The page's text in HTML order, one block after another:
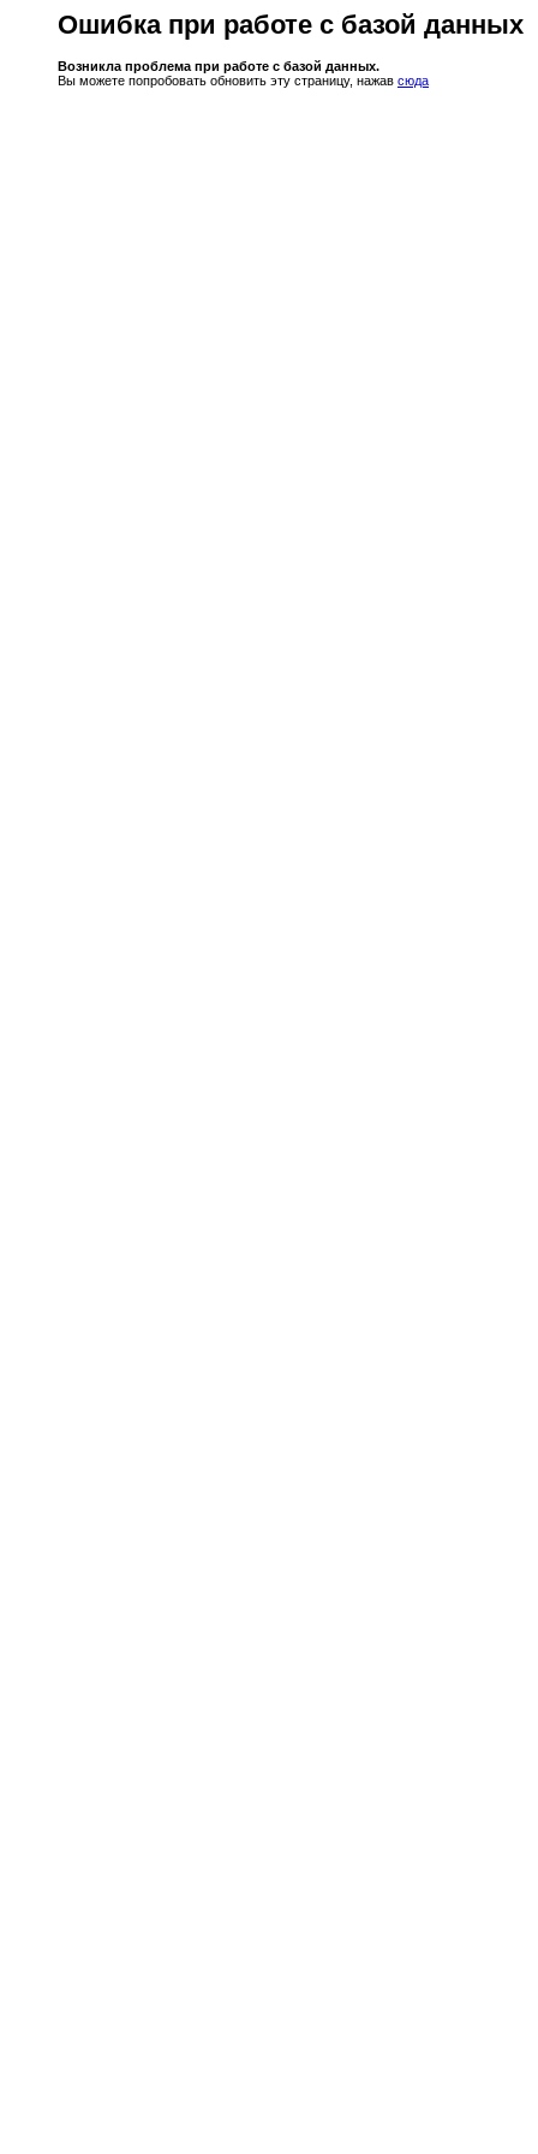
Ошибка при работе с базой данных
Возникла проблема при работе с базой данных.
Вы можете попробовать обновить эту страницу, нажав сюда